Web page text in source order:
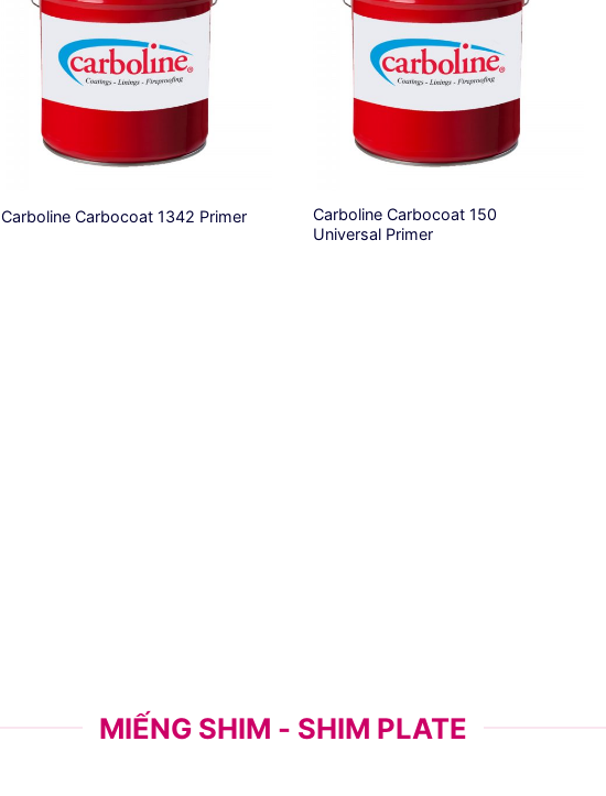
Carboline Carbocoat 1342 Primer
Carboline Carbocoat 150
Universal Primer
MIẾNG SHIM - SHIM PLATE